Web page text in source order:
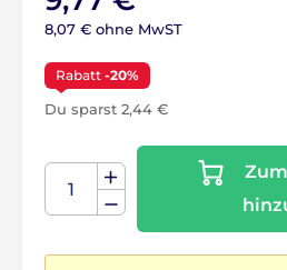
8,07 € ohne MwST
Rabatt -20%
Du sparst 2,44 €